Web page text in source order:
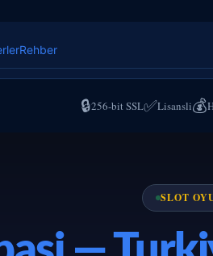
Rehber
🔒256-bit SSL✅Lisansli💰
SLOT